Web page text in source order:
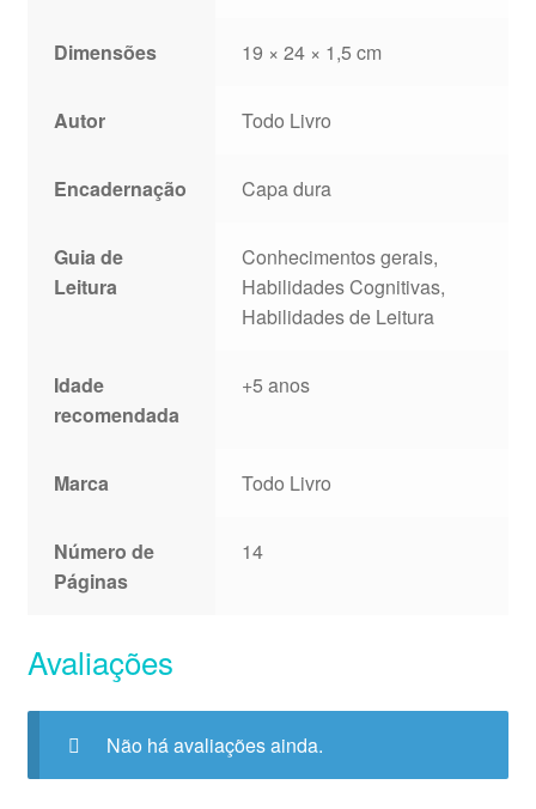
Dimensões 19 × 24 × 1,5 cm
Autor Todo Livro
Encadernação Capa dura
Guia de
Leitura
Conhecimentos gerais,
Habilidades Cognitivas,
Habilidades de Leitura
Idade
recomendada
+5 anos
Marca Todo Livro
Número de
Páginas
14
Avaliações
Não há avaliações ainda.